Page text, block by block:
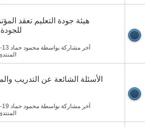
هيئة جودة التعليم تعقد
للجودة
آخر مشاركة بواسطة محمود حماد 13-03-2017
الأسئلة الشائعة عن التدريب
آخر مشاركة بواسطة محمود حماد 19-12-2016